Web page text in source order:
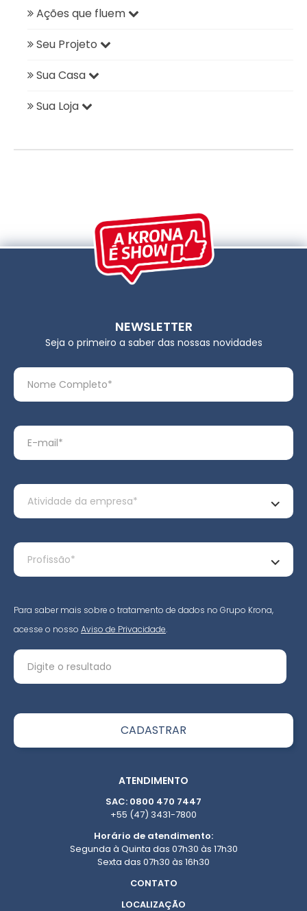
Ações que fluem
Seu Projeto
Sua Casa
Sua Loja
NEWSLETTER
Seja o primeiro a saber das nossas novidades
Para saber mais sobre o tratamento de dados no Grupo Krona,
acesse o nosso Aviso de Privacidade.
ATENDIMENTO
SAC: 0800 470 7447
+55 (47) 3431-7800
Horário de atendimento:
Segunda à Quinta das 07h30 às 17h30
Sexta das 07h30 às 16h30
CONTATO
LOCALIZAÇÃO